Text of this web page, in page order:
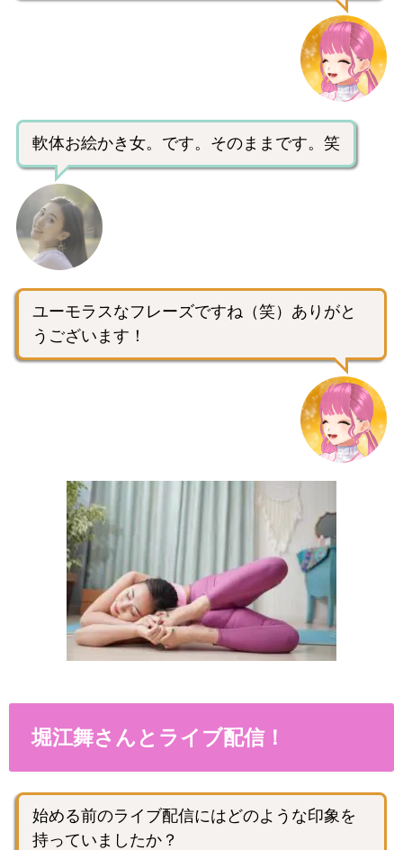
軟体お絵かき女。です。そのままです。笑
ユーモラスなフレーズですね（笑）ありがと
うございます！
堀江舞さんとライブ配信！
始める前のライブ配信にはどのような印象を
持っていましたか？